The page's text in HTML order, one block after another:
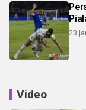
23
Video